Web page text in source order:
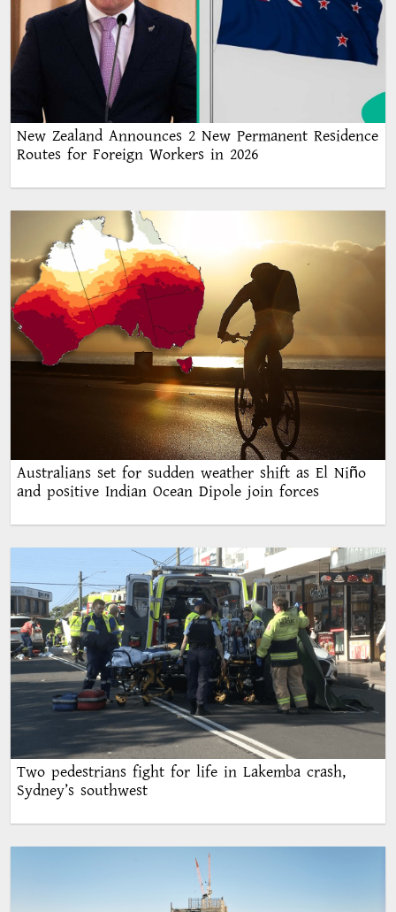
New Zealand Announces 2 New Permanent Residence
Routes for Foreign Workers in 2026
Australians set for sudden weather shift as El Niño
and positive Indian Ocean Dipole join forces
Two pedestrians fight for life in Lakemba crash,
Sydney’s southwest